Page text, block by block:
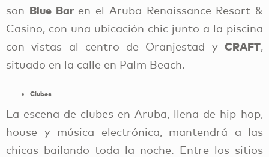
son Blue Baren el Aruba Renaissance Resort &
Casino, con una ubicación chic junto a la piscina
con vistas al centro de Oranjestad y CRAFT,
situado en la calle en Palm Beach.
Clubes
La escena de clubes en Aruba, llena de hip-hop,
house y música electrónica, mantendrá a las
chicas bailando toda la noche. Entre los sitios